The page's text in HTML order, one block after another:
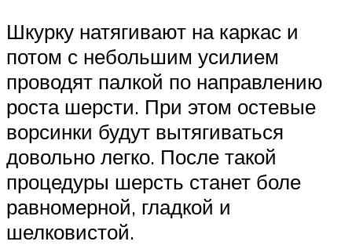
Шкурку натягивают на каркас и
потом с небольшим усилием
проводят палкой по направлению
роста шерсти. При этом остевые
ворсинки будут вытягиваться
довольно легко. После такой
процедуры шерсть станет боле
равномерной, гладкой и
шелковистой.